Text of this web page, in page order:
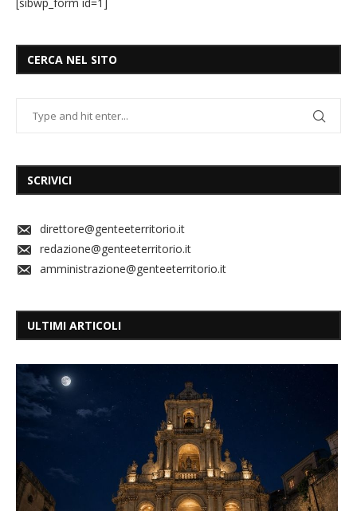
CERCA NEL SITO
SCRIVICI
direttore@genteeterritorio.it
redazione@genteeterritorio.it
amministrazione@genteeterritorio.it
ULTIMI ARTICOLI